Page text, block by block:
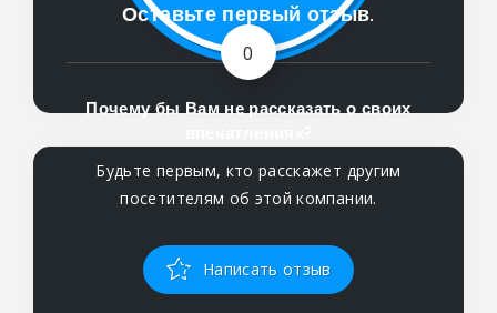
0
Оставьте первый отзыв.
Почему бы Вам не рассказать о своих
Будьте первым, кто расскажет другим
посетителям об этой компании.
Написать отзыв